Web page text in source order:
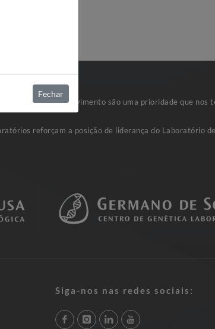
e o desenvolvimento são uma prioridade que nos
reforçam a posição de liderança do Laboratório
Siga-nos nas redes sociais:
Fechar